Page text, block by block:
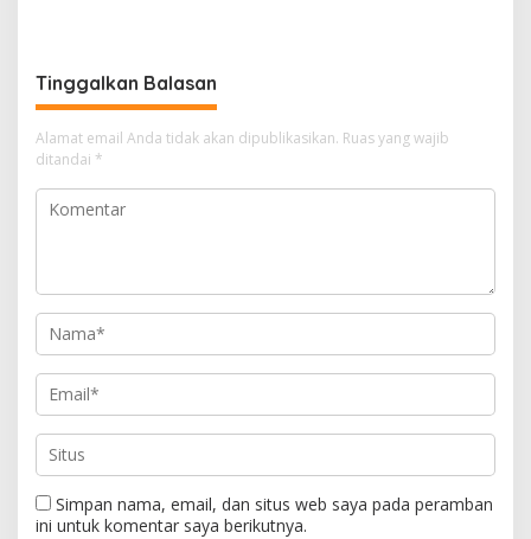
Tinggalkan Balasan
Alamat email Anda tidak akan dipublikasikan. Ruas yang wajib
ditandai *
Simpan nama, email, dan situs web saya pada peramban
ini untuk komentar saya berikutnya.